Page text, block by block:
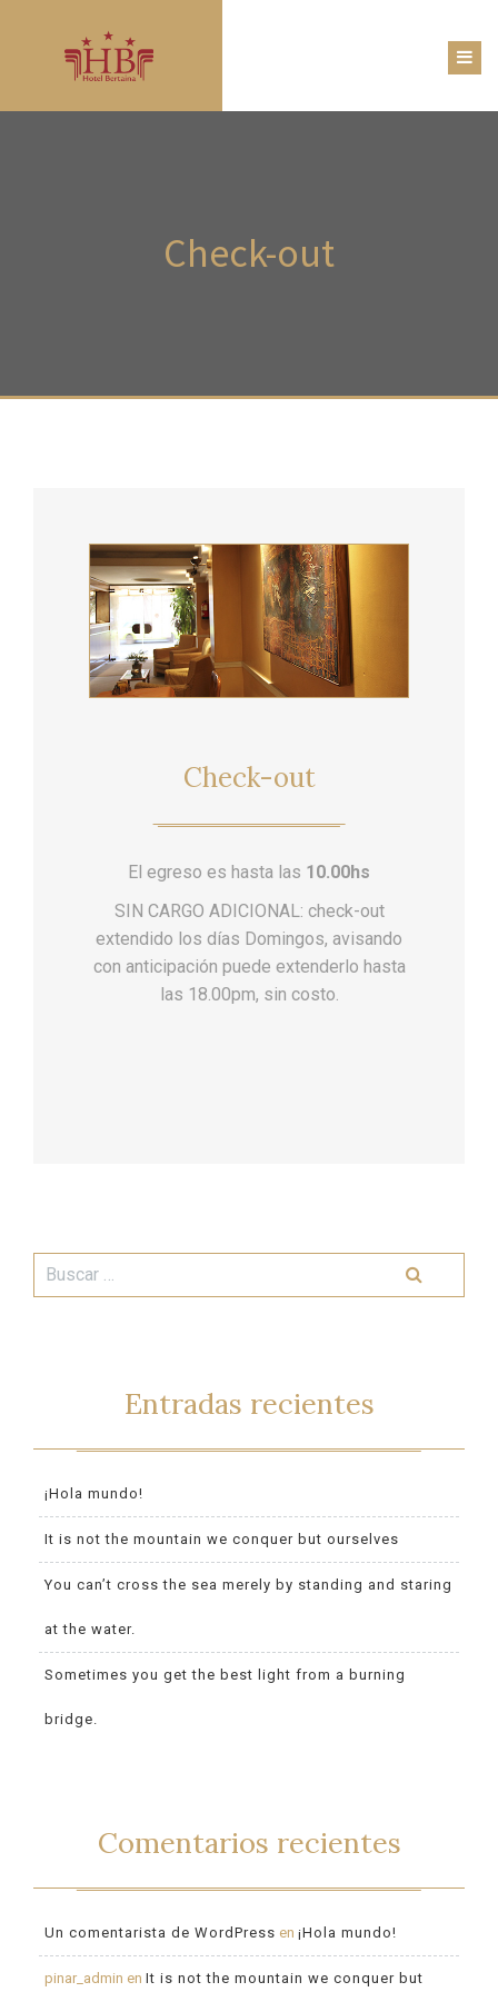
Check-out
Check-out
El egreso es hasta las 10.00hs
SIN CARGO ADICIONAL: check-out
extendido los días Domingos, avisando
con anticipación puede extenderlo hasta
las 18.00pm, sin costo.
Entradas recientes
¡Hola mundo!
It is not the mountain we conquer but ourselves
You can’t cross the sea merely by standing and staring
at the water.
Sometimes you get the best light from a burning
bridge.
Comentarios recientes
Un comentarista de WordPress en ¡Hola mundo!
pinar_admin en It is not the mountain we conquer but